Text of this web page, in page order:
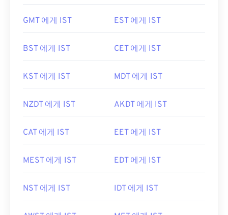
GMT 에게 IST EST 에게 IST
BST 에게 IST CET 에게 IST
KST 에게 IST MDT 에게 IST
NZDT 에게 IST AKDT 에게 IST
CAT 에게 IST EET 에게 IST
MEST 에게 IST EDT 에게 IST
NST 에게 IST IDT 에게 IST